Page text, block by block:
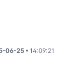
06-25 • 14:09:21